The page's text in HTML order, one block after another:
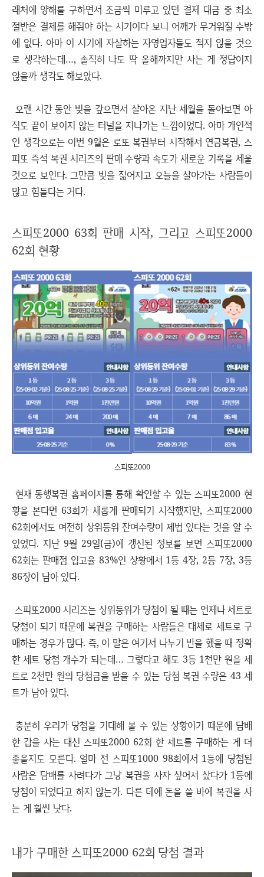
래처에 양해를 구하면서 조금씩 미루고 있던 결제 대금 중 최소
절반은 결제를 해줘야 하는 시기이다 보니 어깨가 무거워질 수밖
에 없다. 아마 이 시기에 자살하는 자영업자들도 적지 않을 것으
로 생각하는데…, 솔직히 나도 딱 올해까지만 사는 게 정답이지
않을까 생각도 해보았다.
오랜 시간 동안 빚을 갚으면서 살아온 지난 세월을 돌아보면 아
직도 끝이 보이지 않는 터널을 지나가는 느낌이었다. 아마 개인적
인 생각으로는 이번 9월은 로또 복권부터 시작해서 연금복권, 스
피또 즉석 복권 시리즈의 판매 수량과 속도가 새로운 기록을 세울
것으로 보인다. 그만큼 빚을 짊어지고 오늘을 살아가는 사람들이
많고 힘들다는 거다.
스피또2000 63회 판매 시작, 그리고 스피또2000
62회 현황
스피또2000
현재 동행복권 홈페이지를 통해 확인할 수 있는 스피또2000 현
황을 본다면 63회가 새롭게 판매되기 시작했지만, 스피또2000
62회에서도 여전히 상위등위 잔여수량이 제법 있다는 것을 알 수
있었다. 지난 9월 29일(금)에 갱신된 정보를 보면 스피또2000
62회는 판매점 입고율 83%인 상황에서 1등 4장, 2등 7장, 3등
86장이 남아 있다.
스피또2000 시리즈는 상위등위가 당첨이 될 때는 언제나 세트로
당첨이 되기 때문에 복권을 구매하는 사람들은 대체로 세트로 구
매하는 경우가 많다. 즉, 이 말은 여기서 나누기 반을 했을 때 정확
한 세트 당첨 개수가 되는데… 그렇다고 해도 3등 1천만 원을 세
트로 2천만 원의 당첨금을 받을 수 있는 당첨 복권 수량은 43 세
트가 남아 있다.
충분히 우리가 당첨을 기대해 볼 수 있는 상황이기 때문에 담배
한 갑을 사는 대신 스피또2000 62회 한 세트를 구매하는 게 더
좋을지도 모른다. 얼마 전 스피또1000 98회에서 1등에 당첨된
사람은 담배를 사려다가 그냥 복권을 사자 싶어서 샀다가 1등에
당첨이 되었다고 하지 않는가. 다른 데에 돈을 쓸 바에 복권을 사
는 게 훨씬 낫다.
내가 구매한 스피또2000 62회 당첨 결과